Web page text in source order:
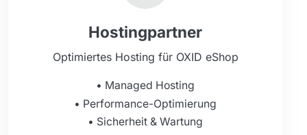
Hostingpartner
Optimiertes Hosting für OXID eShop
• Managed Hosting
• Performance-Optimierung
• Sicherheit & Wartung